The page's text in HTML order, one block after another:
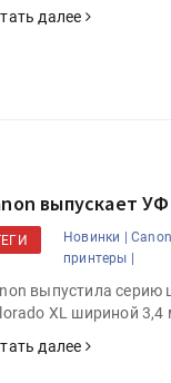
далее
выпускает
Новинки |
принтеры |
выпустила
XL шириной 3,4
далее